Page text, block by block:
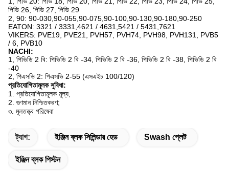
পিভি 26, পিভি 27, পিভি 29
2, 90: 90-030,90-055,90-075,90-100,90-130,90-180,90-250
EATON: 3321 / 3331,4621 / 4631,5421 / 5431,7621
VIKERS: PVE19, PVE21, PVH57, PVH74, PVH98, PVH131, PVB5
/ 6, PVB10
NACHI:
1, পিভিডি 2 বি: পিভিডি 2 বি -34, পিভিডি 2 বি -36, পিভিডি 2 বি -38, পিভিডি 2 বি
-40
2, পিএসভি 2: পিএসভি 2-55 (এসএইচ 100/120)
প্রতিযোগিতামূলক সুবিধা:
1. প্রতিযোগিতামূলক মূল্য;
2. গুণমান নিশ্চিতকরণ;
৩. মূলতত্ত্ব পরিষেবা
ট্যাগ: ইঞ্জিন ব্লক সিলিন্ডার হেড Swash প্লেট
ইঞ্জিন ব্লক পিস্টন